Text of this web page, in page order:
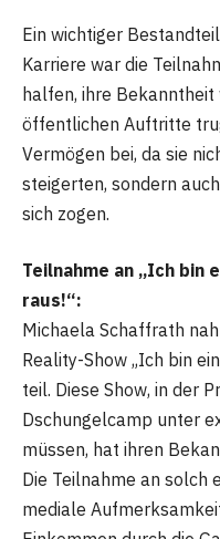
Ein wichtiger
Karriere war die
halfen, ihre Bekanntheit
öffentlichen Auftritte
Vermögen bei, da sie
steigerten, sondern
sich zogen.
Teilnahme an „Ich bin
raus!“:
Michaela Schaffrath
Reality-Show „Ich bin
teil. Diese Show, in der
Dschungelcamp unter
müssen, hat ihren
Die Teilnahme an solch
mediale